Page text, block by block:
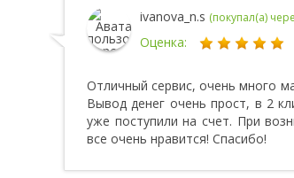
ivanova_n.s (покупал(а)
Оценка:
Отличный сервис, очень много
Вывод денег очень прост, в 2
уже поступили на счет. При
все очень нравится! Спасибо!